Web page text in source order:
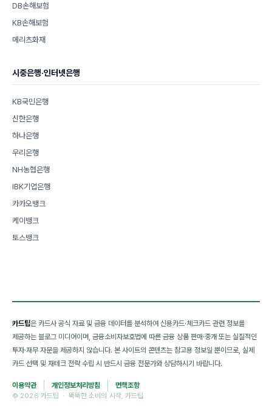
DB손해보험
KB손해보험
메리츠화재
시중은행·인터넷은행
KB국민은행
신한은행
하나은행
우리은행
NH농협은행
IBK기업은행
카카오뱅크
케이뱅크
토스뱅크
카드팁은 카드사 공식 자료 및 금융 데이터를 분석하여 신용카드·체크카드 관련 정보를
제공하는 블로그 미디어이며, 금융소비자보호법에 따른 금융 상품 판매·중개 또는 실질적인
투자·재무 자문을 제공하지 않습니다. 본 사이트의 콘텐츠는 참고용 정보일 뿐이므로, 실제
카드 선택 및 재테크 전략 수립 시 반드시 금융 전문가와 상담하시기 바랍니다.
이용약관 개인정보처리방침
면책조항
© 2026 카드팁 · 뚝뚝한 소비의 시작, 카드팁